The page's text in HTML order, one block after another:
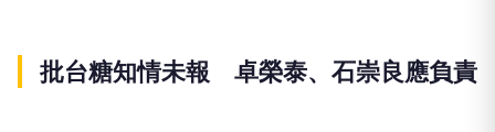
批台糖知情未報 卓榮泰、石崇良應負責